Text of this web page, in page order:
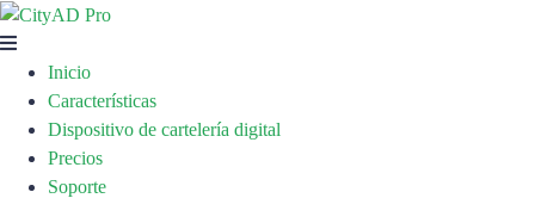
Inicio
Características
Dispositivo de cartelería digital
Precios
Soporte